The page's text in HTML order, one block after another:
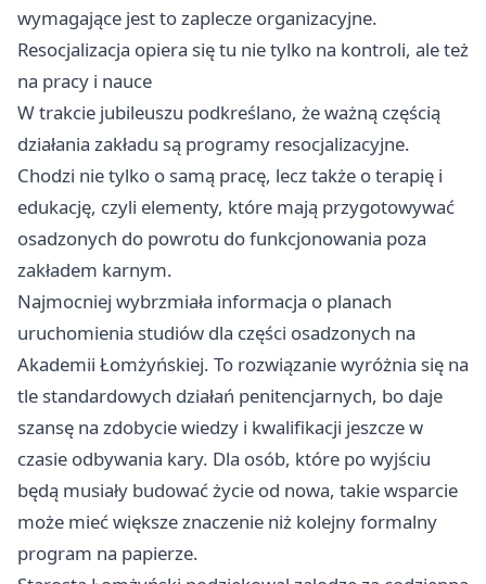
wymagające jest to zaplecze organizacyjne.
Resocjalizacja opiera się tu nie tylko na kontroli, ale też
na pracy i nauce
W trakcie jubileuszu podkreślano, że ważną częścią
działania zakładu są programy resocjalizacyjne.
Chodzi nie tylko o samą pracę, lecz także o terapię i
edukację, czyli elementy, które mają przygotowywać
osadzonych do powrotu do funkcjonowania poza
zakładem karnym.
Najmocniej wybrzmiała informacja o planach
uruchomienia studiów dla części osadzonych na
Akademii Łomżyńskiej. To rozwiązanie wyróżnia się na
tle standardowych działań penitencjarnych, bo daje
szansę na zdobycie wiedzy i kwalifikacji jeszcze w
czasie odbywania kary. Dla osób, które po wyjściu
będą musiały budować życie od nowa, takie wsparcie
może mieć większe znaczenie niż kolejny formalny
program na papierze.